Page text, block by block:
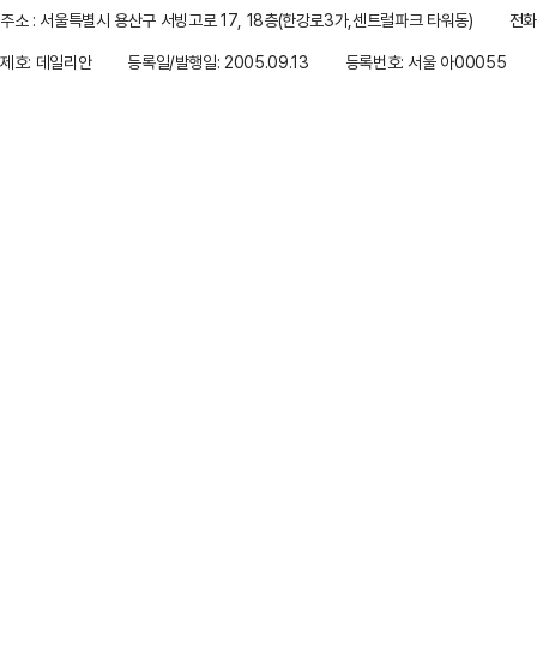
주소 : 서울특별시 용산구 서빙고로 17, 18층(한강로3가,센트럴파크 타워동)
전
제호: 데일리안
등록일/발행일: 2005.09.13 등록번호: 서울 아00055